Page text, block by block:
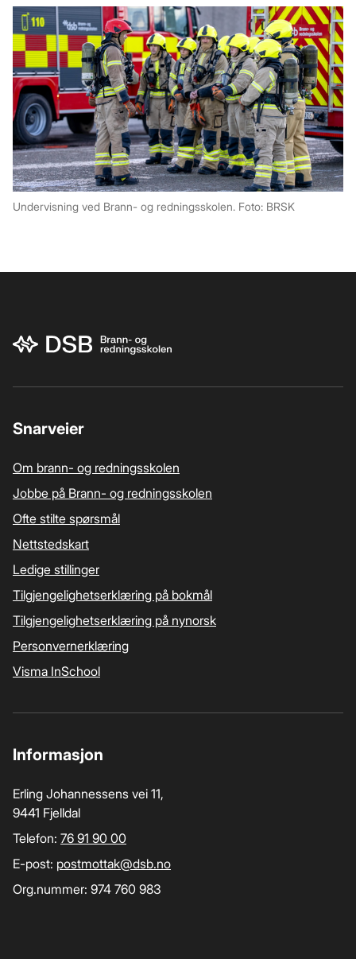
Undervisning ved Brann- og redningsskolen. Foto: BRSK
Bunnområde
Snarveier
Om brann- og redningsskolen
Jobbe på Brann- og redningsskolen
Ofte stilte spørsmål
Nettstedskart
Ledige stillinger
Tilgjengelighetserklæring på bokmål
Tilgjengelighetserklæring på nynorsk
Personvernerklæring
Visma InSchool
Informasjon
Erling Johannessens vei 11,
9441 Fjelldal
Telefon: 76 91 90 00
E-post: postmottak­@dsb.no
Org.nummer: 974 760 983